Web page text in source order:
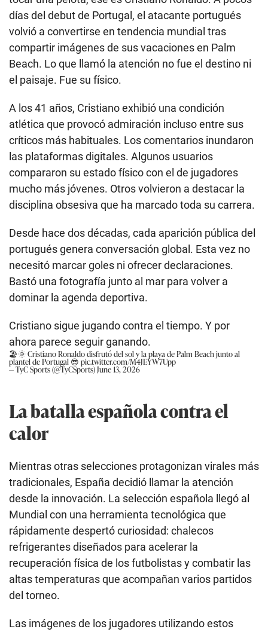
días del debut de Portugal, el atacante portugués
volvió a convertirse en tendencia mundial tras
compartir imágenes de sus vacaciones en Palm
Beach. Lo que llamó la atención no fue el destino ni
el paisaje. Fue su físico.
A los 41 años, Cristiano exhibió una condición
atlética que provocó admiración incluso entre sus
críticos más habituales. Los comentarios inundaron
las plataformas digitales. Algunos usuarios
compararon su estado físico con el de jugadores
mucho más jóvenes. Otros volvieron a destacar la
disciplina obsesiva que ha marcado toda su carrera.
Desde hace dos décadas, cada aparición pública del
portugués genera conversación global. Esta vez no
necesitó marcar goles ni ofrecer declaraciones.
Bastó una fotografía junto al mar para volver a
dominar la agenda deportiva.
Cristiano sigue jugando contra el tiempo. Y por
ahora parece seguir ganando.
🏖️🌞 Cristiano Ronaldo disfrutó del sol y la playa de Palm Beach junto al
plantel de Portugal 😎 pic.twitter.com/M4JEYW7Upp
— TyC Sports (@TyCSports)June 13, 2026
La batalla española contra el
calor
Mientras otras selecciones protagonizan virales más
tradicionales, España decidió llamar la atención
desde la innovación. La selección española llegó al
Mundial con una herramienta tecnológica que
rápidamente despertó curiosidad: chalecos
refrigerantes diseñados para acelerar la
recuperación física de los futbolistas y combatir las
altas temperaturas que acompañan varios partidos
del torneo.
Las imágenes de los jugadores utilizando estos